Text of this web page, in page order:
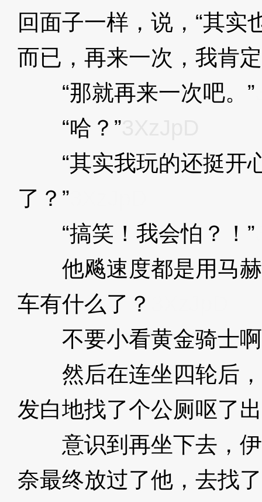
回面子一样，说，“其实
而已，再来一次，我肯
“那就再来一次吧。”
“哈？”
“其实我玩的还挺开
了？”
“搞笑！我会怕？！”
他飚速度都是用马赫
车有什么了？
不要小看黄金骑士
然后在连坐四轮后，
发白地找了个公厕呕了
意识到再坐下去，伊
奈最终放过了他，去找